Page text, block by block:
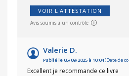
VOIR L'ATTESTATION
Avis soumis à un contrôle
Valerie D.
Publié le 05/09/2025 à 10:04(Date de
Excellent je recommande ce livre